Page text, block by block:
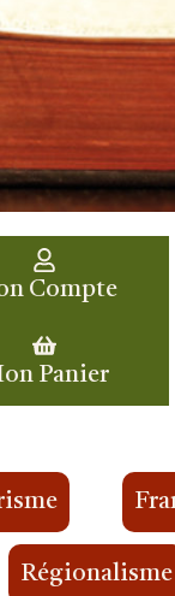
Compte
Panier
Régionalisme